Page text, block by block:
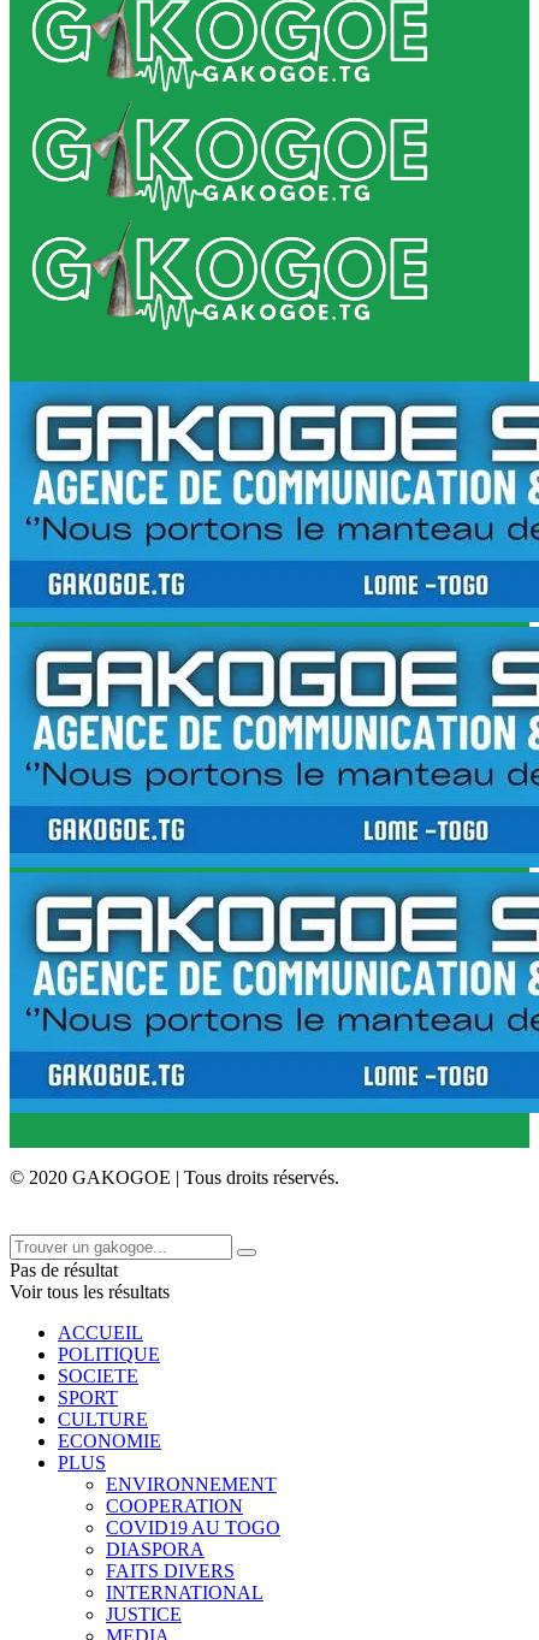
© 2020 GAKOGOE | Tous droits réservés.
Pas de résultat
Voir tous les résultats
ACCUEIL
POLITIQUE
SOCIETE
SPORT
CULTURE
ECONOMIE
PLUS
ENVIRONNEMENT
COOPERATION
COVID19 AU TOGO
DIASPORA
FAITS DIVERS
INTERNATIONAL
JUSTICE